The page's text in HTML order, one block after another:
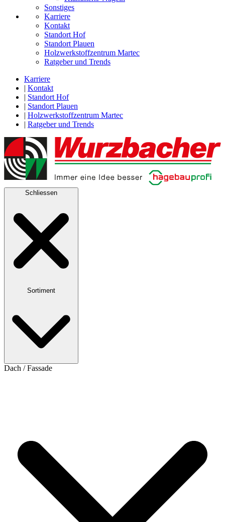
Sonstiges
Karriere
Kontakt
Standort Hof
Standort Plauen
Holzwerkstoffzentrum Martec
Ratgeber und Trends
Karriere
| Kontakt
| Standort Hof
| Standort Plauen
| Holzwerkstoffzentrum Martec
| Ratgeber und Trends
Schliessen
Sortiment
Dach / Fassade